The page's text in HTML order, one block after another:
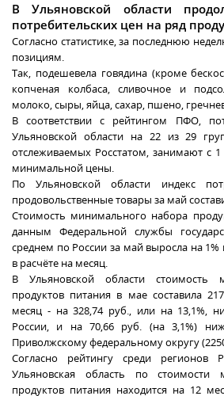
В Ульяновской области
потребительских цен на ряд
Согласно статистике, за последнюю
позициям.
Так, подешевела говядина (кроме
копченая колбаса, сливочное и
молоко, сыры, яйца, сахар, пшено,
В соответствии с рейтингом ПФО,
Ульяновской области на 22 из 29
отслеживаемых Росстатом, занимают с
минимальной цены.
По Ульяновской области индекс
продовольственные товары за май
Стоимость минимального набора
данным Федеральной службы
среднем по России за май выросла на 1%
в расчёте на месяц.
В Ульяновской области стоимость
продуктов питания в мае составила
месяц - на 328,74 руб., или на 13,1%,
России, и на 70,66 руб. (на 3,1%)
Приволжскому федеральному округу
Согласно рейтингу среди регионов
Ульяновская область по стоимости
продуктов питания находится на 12